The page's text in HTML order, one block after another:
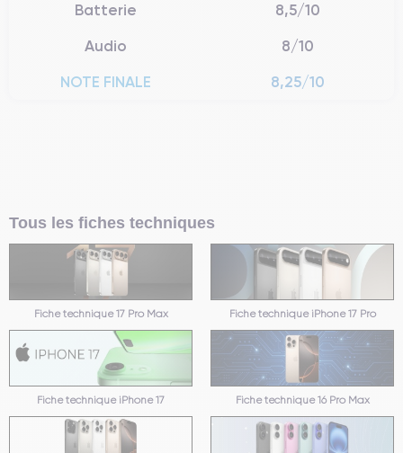
Batterie
8,5/10
Audio
8/10
NOTE FINALE
8,25/10
Tous les fiches techniques
Fiche technique 17 Pro Max Fiche technique iPhone 17 Pro
Fiche technique iPhone 17 Fiche technique 16 Pro Max